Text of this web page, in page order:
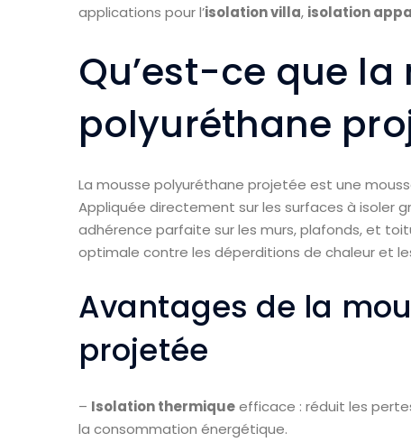
applications pour l’isolation villa, isolation
Qu’est-ce que la
polyuréthane
La mousse polyuréthane projetée est une
Appliquée directement sur les surfaces à isoler
adhérence parfaite sur les murs, plafonds, et
optimale contre les déperditions de chaleur et
Avantages de la
projetée
– Isolation thermiqueefficace : réduit les
la consommation énergétique.